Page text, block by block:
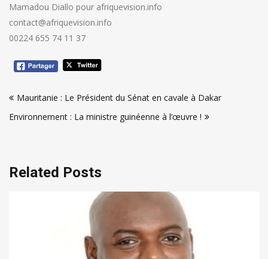
Mamadou Diallo pour afriquevision.info
contact@afriquevision.info
00224 655 74 11 37
de
l’article
Mauritanie : Le Président du Sénat en cavale à Dakar
Environnement : La ministre guinéenne à l’œuvre !
Related Posts